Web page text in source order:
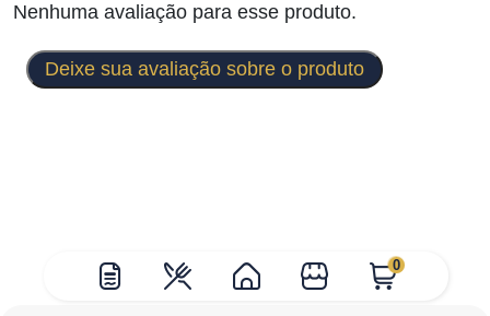
0
Nenhuma avaliação para esse produto.
Deixe sua avaliação sobre o produto